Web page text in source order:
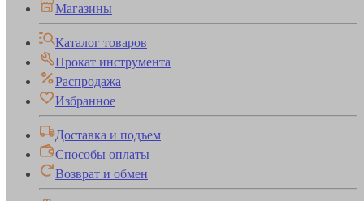
Магазины
Каталог товаров
Прокат инструмента
Распродажа
Избранное
Доставка и подъем
Способы оплаты
Возврат и обмен